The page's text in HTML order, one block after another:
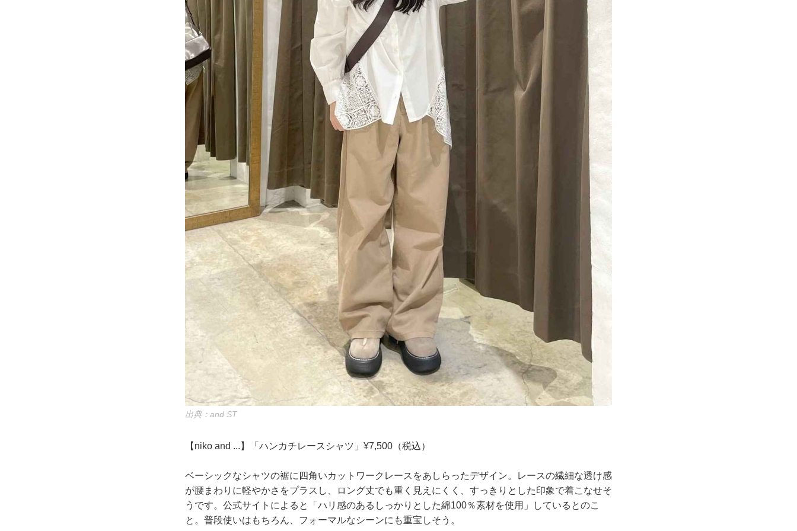
出典：and ST
【niko and ...】「ハンカチレースシャツ」¥7,500（税込）
ベーシックなシャツの裾に四角いカットワークレースをあしらったデザイン。レースの繊細な透け感
が腰まわりに軽やかさをプラスし、ロング丈でも重く見えにくく、すっきりとした印象で着こなせそ
うです。公式サイトによると「ハリ感のあるしっかりとした綿100％素材を使用」しているとのこ
と。普段使いはもちろん、フォーマルなシーンにも重宝しそう。